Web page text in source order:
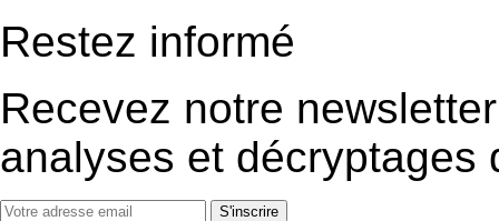
Restez informé
Recevez notre
analyses et décryptages
S'inscrire